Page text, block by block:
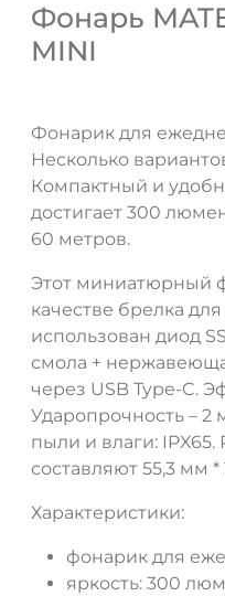
Фонарь
MINI
Фонарик для
Несколько
Компактный и
достигает 300
60 метров.
Этот миниатюрный
качестве брелка
использован диод
смола +
через USB Type-C.
Ударопрочность – 2
пыли и влаги:
составляют 55,3 мм *
Характеристики:
фонарик для
яркость: 300
ДА